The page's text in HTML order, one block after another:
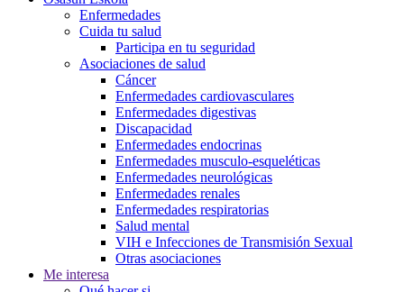
Enfermedades
Cuida tu salud
Participa en tu seguridad
Asociaciones de salud
Cáncer
Enfermedades cardiovasculares
Enfermedades digestivas
Discapacidad
Enfermedades endocrinas
Enfermedades musculo-esqueléticas
Enfermedades neurológicas
Enfermedades renales
Enfermedades respiratorias
Salud mental
VIH e Infecciones de Transmisión Sexual
Otras asociaciones
Me interesa